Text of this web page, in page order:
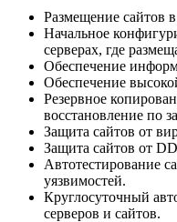
Размещение сайтов
Начальное
серверах, где
Обеспечение
Обеспечение
Резервное
восстановление по
Защита сайтов от
Защита сайтов от
Автотестирование
уязвимостей.
Круглосуточный
серверов и сайтов.